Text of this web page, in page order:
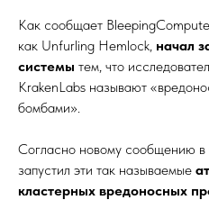
Как сообщает
как Unfurling Hemlock, начал
системы тем, что
KrakenLabs называют
бомбами».
Согласно новому сообщению
запустил эти так называемые
кластерных вредоносных